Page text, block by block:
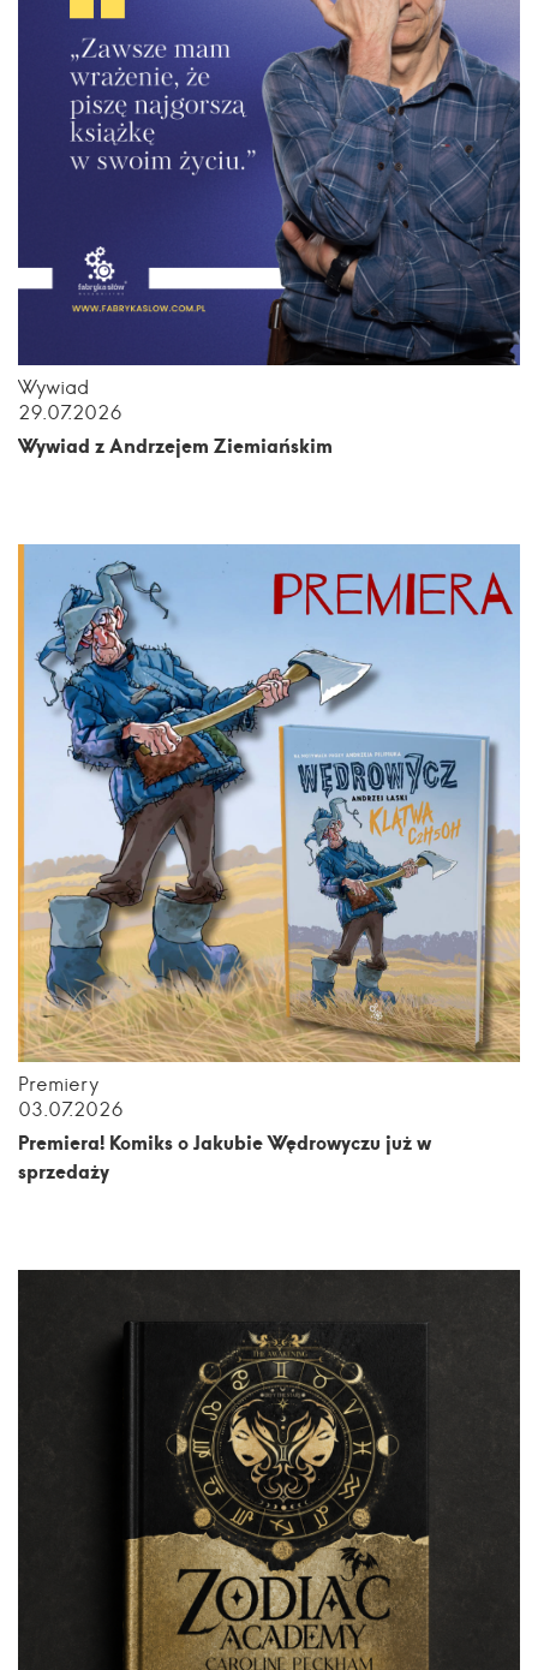
Wywiad
29.07.2026
Wywiad z Andrzejem Ziemiańskim
Premiery
03.07.2026
Premiera! Komiks o Jakubie Wędrowyczu już w
sprzedaży